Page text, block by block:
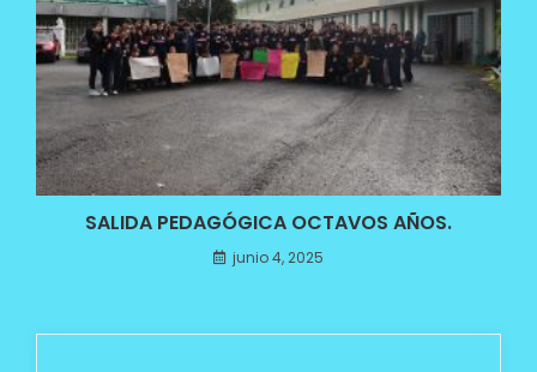
SALIDA PEDAGÓGICA OCTAVOS AÑOS.
junio 4, 2025